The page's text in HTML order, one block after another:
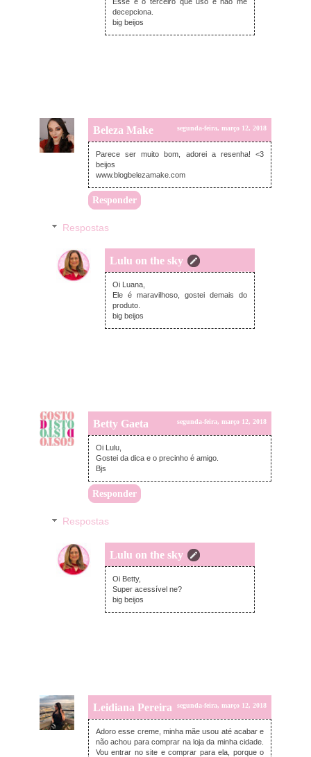
decepciona.
big beijos
Beleza Make segunda-feira, março 12, 2018
Parece ser muito bom, adorei a resenha! <3
beijos
www.blogbelezamake.com
Responder
Respostas
Lulu on the sky
segunda-feira, março 12, 2018
Oi Luana,
Ele é maravilhoso, gostei demais do
produto.
big beijos
Betty Gaeta segunda-feira, março 12, 2018
Oi Lulu,
Gostei da dica e o precinho é amigo.
Bjs
Responder
Respostas
Lulu on the sky
segunda-feira, março 12, 2018
Oi Betty,
Super acessível ne?
big beijos
Leidiana Pereira segunda-feira, março 12, 2018
Adoro esse creme, minha mãe usou até acabar e
não achou para comprar na loja da minha cidade.
Vou entrar no site e comprar para ela, porque o